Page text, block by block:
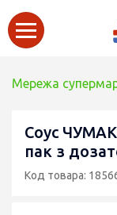
Мережа
Соус
пак з
Код товара: